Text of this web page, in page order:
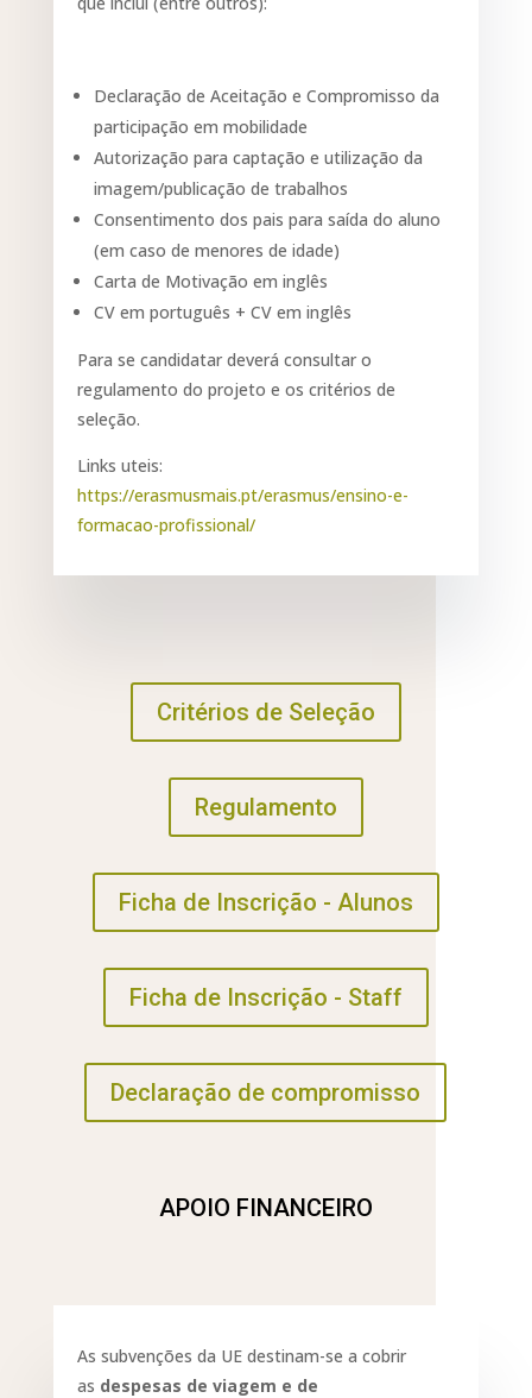
Declaração de Aceitação e Compromisso da
participação em mobilidade
Autorização para captação e utilização da
imagem/publicação de trabalhos
Consentimento dos pais para saída do aluno
(em caso de menores de idade)
Carta de Motivação em inglês
CV em português + CV em inglês
Para se candidatar deverá consultar o
regulamento do projeto e os critérios de
seleção.
Links uteis:
https://erasmusmais.pt/erasmus/ensino-e-
formacao-profissional/
Critérios de Seleção
Regulamento
Ficha de Inscrição - Alunos
Ficha de Inscrição - Staff
Declaração de compromisso
APOIO FINANCEIRO
As subvenções da UE destinam-se a cobrir
as despesas de viagem e de